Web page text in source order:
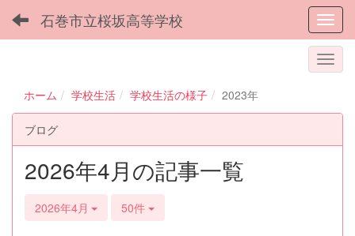
石巻市立桜坂高等学校
ホーム 学校生活 学校生活の様子 2023年
ブログ
2026年4月の記事一覧
2026年4月 50件